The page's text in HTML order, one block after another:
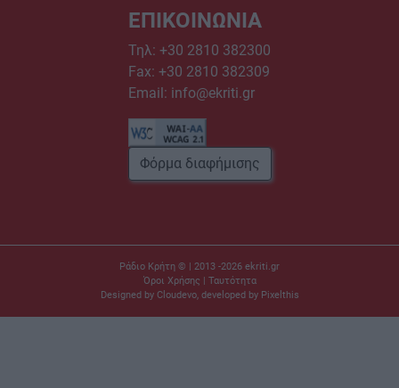
ΕΠΙΚΟΙΝΩΝΙΑ
Τηλ: +30 2810 382300
Fax: +30 2810 382309
Email: info@ekriti.gr
Φόρμα διαφήμισης
Ράδιο Κρήτη © | 2013 -2026 ekriti.gr
Όροι Χρήσης | Ταυτότητα
Designed by Cloudevo, developed by Pixelthis